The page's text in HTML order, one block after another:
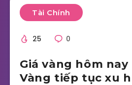
Tài Chính
25 0
Giá vàng hôm nay
Vàng tiếp tục xu